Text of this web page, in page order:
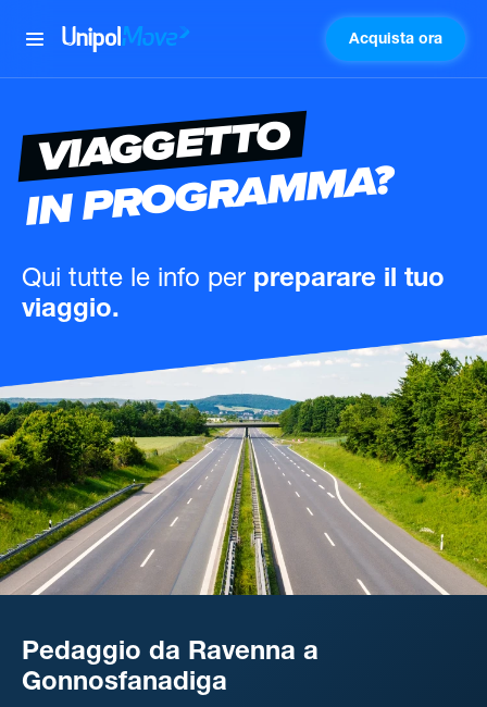
UnipolMove Acquista ora
VIAGGETTO
IN PROGRAMMA?
Qui tutte le info per preparare il tuo
viaggio.
Pedaggio da Ravenna a
Gonnosfanadiga